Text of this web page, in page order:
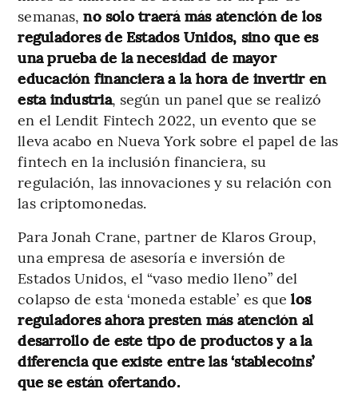
semanas,no solo traerá más atención de los
reguladores de Estados Unidos, sino que es
una prueba de la necesidad de mayor
educación financiera a la hora de invertir en
esta industria, según un panel que se realizó
en el Lendit Fintech 2022, un evento que se
lleva acabo en Nueva York sobre el papel de las
fintech en la inclusión financiera, su
regulación, las innovaciones y su relación con
las criptomonedas.
Para Jonah Crane, partner de Klaros Group,
una empresa de asesoría e inversión de
Estados Unidos, el “vaso medio lleno” del
colapso de esta ‘moneda estable’ es quelos
reguladores ahora presten más atención al
desarrollo de este tipo de productos y a la
diferencia que existe entre las ‘stablecoins’
que se están ofertando.